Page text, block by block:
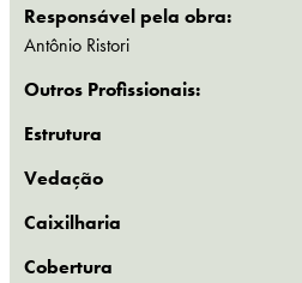
Responsável pela obra:
Antônio Ristori
Outros Profissionais:
Estrutura
Vedação
Caixilharia
Cobertura